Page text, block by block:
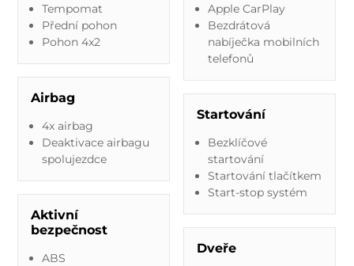
Tempomat
Přední pohon
Pohon 4x2
Airbag
4x airbag
Deaktivace airbagu
spolujezdce
Aktivní
bezpečnost
ABS
Apple CarPlay
Bezdrátová
nabíječka mobilních
telefonů
Startování
Bezklíčové
startování
Startování tlačítkem
Start-stop systém
Dveře